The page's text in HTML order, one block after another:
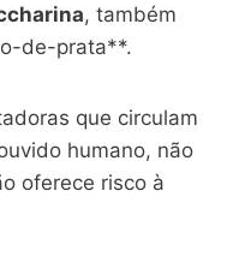
, também
de-prata**.
que circulam
humano, não
oferece risco à